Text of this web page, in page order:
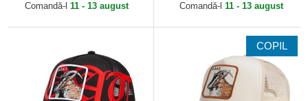
Comandă-l 11 - 13 august Comandă-l 11 - 13 august
COPIL